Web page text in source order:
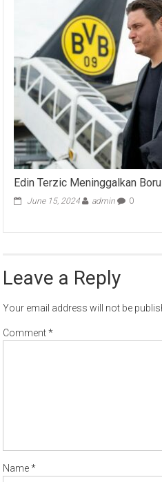
Edin Terzic Meninggalkan
June 15, 2024 admin 0
Leave a Reply
Your email address will not be
Comment*
Name*